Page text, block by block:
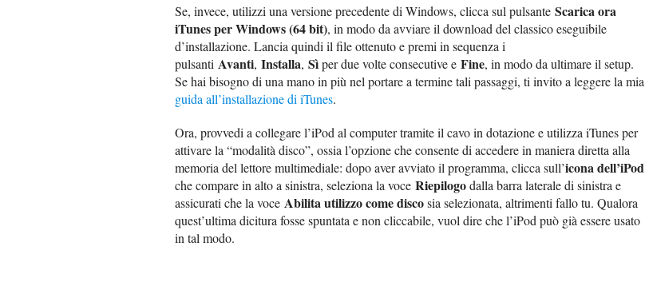
Se, invece, utilizzi una versione precedente di Windows, clicca sul pulsante Scarica ora
iTunes per Windows (64 bit), in modo da avviare il download del classico eseguibile
d’installazione. Lancia quindi il file ottenuto e premi in sequenza i
pulsanti Avanti, Installa, Sìper due volte consecutive e Fine, in modo da ultimare il setup.
Se hai bisogno di una mano in più nel portare a termine tali passaggi, ti invito a leggere la mia
guida all’installazione di iTunes.
Ora, provvedi a collegare l’iPod al computer tramite il cavo in dotazione e utilizza iTunes per
attivare la “modalità disco”, ossia l’opzione che consente di accedere in maniera diretta alla
memoria del lettore multimediale: dopo aver avviato il programma, clicca sull’icona dell’iPod
che compare in alto a sinistra, seleziona la voce Riepilogodalla barra laterale di sinistra e
assicurati che la voce Abilita utilizzo come discosia selezionata, altrimenti fallo tu. Qualora
quest’ultima dicitura fosse spuntata e non cliccabile, vuol dire che l’iPod può già essere usato
in tal modo.